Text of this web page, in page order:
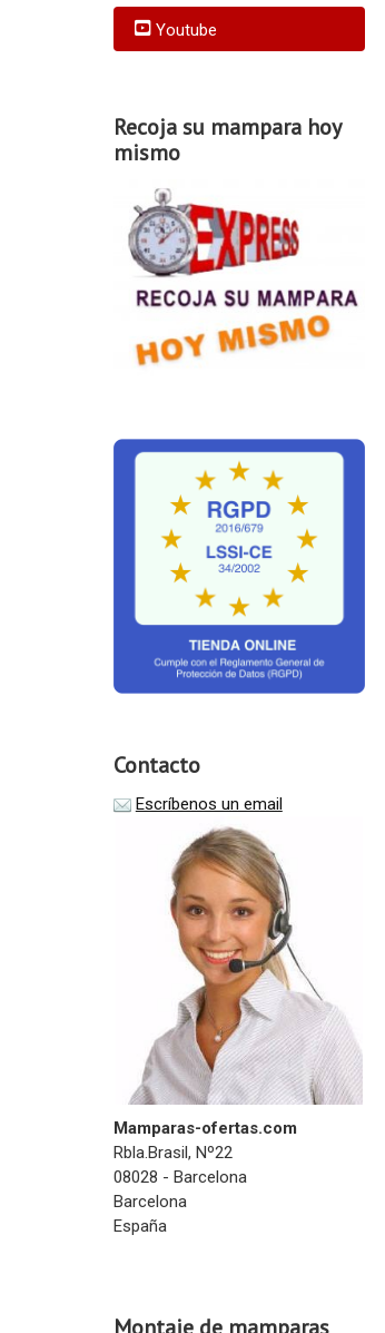
Youtube
Recoja su mampara hoy
mismo
Contacto
Escríbenos un email
Mamparas-ofertas.com
Rbla.Brasil, Nº22
08028 - Barcelona
Barcelona
España
Montaje de mamparas